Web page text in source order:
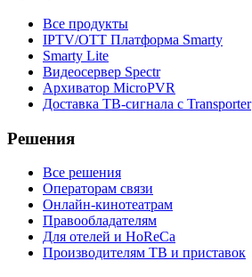
Все продукты
IPTV/OTT Платформа Smarty
Smarty Lite
Видеосервер Spectr
Архиватор MicroPVR
Доставка ТВ-сигнала с Transporter
Решения
Все решения
Операторам связи
Онлайн-кинотеатрам
Правообладателям
Для отелей и HoReCa
Производителям ТВ и приставок